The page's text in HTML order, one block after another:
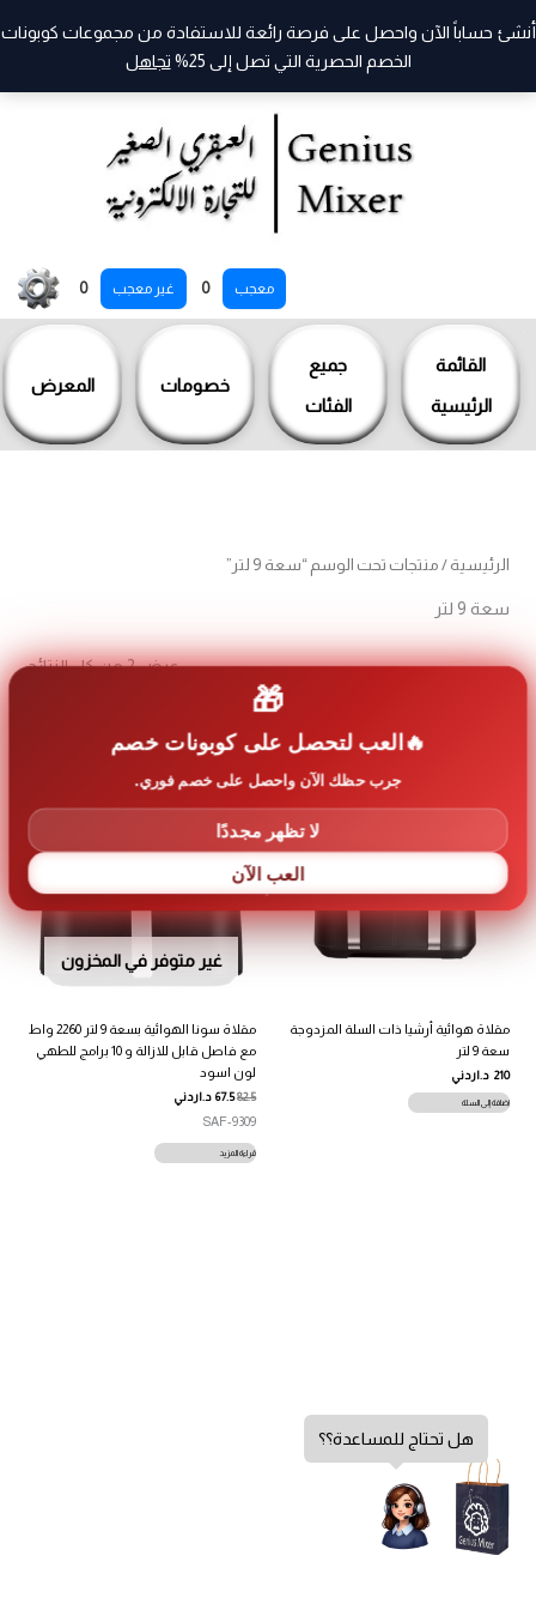
معجب 0 غير معجب 0
القائمة
الرئيسية
جميع
الفئات
خصومات المعرض
أنشئ حساباً الآن واحصل على فرصة رائعة للاستفادة من مجموعات كوبونات
الخصم الحصرية التي تصل إلى 25%
تجاهل
المحتوى
الرئيسية / منتجات تحت الوسم “سعة 9 لتر”
سعة 9 لتر
عرض ⁦2⁩ من كل النتائج
تم
مقلاة هوائية أرشيا ذات السلة المزدوجة
سعة 9 لتر
210 د.اردني
إضافة إلى السلة
غير متوفر في المخزون
تخفيضات!
مقلاة سونا الهوائية بسعة 9 لتر 2260 واط
مع فاصل قابل للازالة و 10 برامج للطهي
لون اسود
82.5
67.5 د.اردني
SAF-9309
قراءة المزيد
هل تحتاج للمساعدة؟؟
🎁
العب لتحصل على كوبونات خصم
جرب حظك الآن واحصل على خصم فوري.
لا تظهر مجددًا
العب الآن